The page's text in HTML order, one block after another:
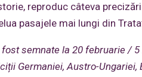
reproduc câteva
pasajele mai lungi din
semnate la 20 februarie /
Germaniei, Austro-